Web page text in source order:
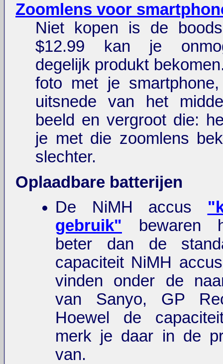
Zoomlens voor
Niet kopen is de
$12.99 kan je
degelijk produkt
foto met je
uitsnede van het
beeld en vergroot die:
je met die zoomlens
slechter.
Oplaadbare batterijen
De NiMH accus
gebruik" bewaren
beter dan de
capaciteit NiMH
vinden onder de
van Sanyo, GP
Hoewel de
merk je daar in de
van.